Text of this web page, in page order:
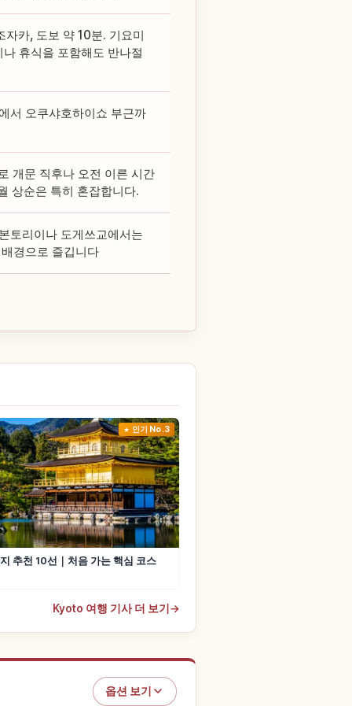
자카, 도보 약 10분. 기요미
휴식을 포함해도 반나절
서 오쿠샤호하이쇼 부근까
개문 직후나 오전 이른 시간
상순은 특히 혼잡합니다.
토리이나 도게쓰교에서는
경으로 즐깁니다
인기 No.3
추천 10선｜처음 가는 핵심 코스
Kyoto 여행 기사 더 보기 →
옵션 보기